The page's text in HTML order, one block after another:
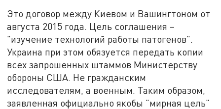
Это договор между Киевом и Вашингтоном от
августа 2015 года. Цель соглашения –
"изучение технологий работы патогенов".
Украина при этом обязуется передать копии
всех запрошенных штаммов Министерству
обороны США. Не гражданским
исследователям, а военным. Таким образом,
заявленная официально якобы "мирная цель"